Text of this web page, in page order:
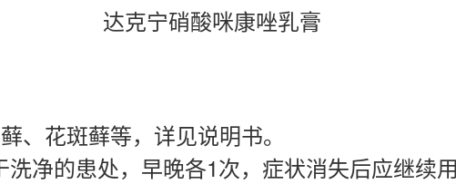
达克宁硝酸咪康唑乳膏
、花斑藓等，详见说明书。
净的患处，早晚各1次，症状消失后应继续